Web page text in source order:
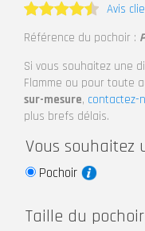
Note4.5
Avis
Référence du pochoir :
Si vous souhaitez une
Flamme ou pour toute
sur-mesure, contactez-
plus brefs délais.
Vous souhaitez
Pochoir
Taille du